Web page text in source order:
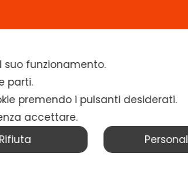
News Calendario Contatti
suo funzionamento.
parti.
premendo i pulsanti desiderati.
accettare.
Rifiuta